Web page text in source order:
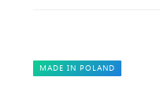
MADE IN POLAND